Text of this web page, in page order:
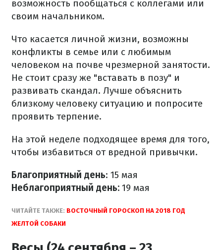
возможность пообщаться с коллегами или
своим начальником.
Что касается личной жизни, возможны
конфликты в семье или с любимым
человеком на почве чрезмерной занятости.
Не стоит сразу же "вставать в позу" и
развивать скандал. Лучше объяснить
близкому человеку ситуацию и попросите
проявить терпение.
На этой неделе подходящее время для того,
чтобы избавиться от вредной привычки.
Благоприятный день: 15 мая
Неблагоприятный день: 19 мая
ЧИТАЙТЕ ТАКЖЕ: ВОСТОЧНЫЙ ГОРОСКОП НА 2018 ГОД
ЖЕЛТОЙ СОБАКИ